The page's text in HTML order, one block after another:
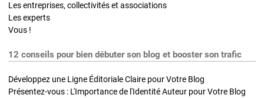
Les entreprises, collectivités et associations
Les experts
Vous !
12 conseils pour bien débuter son blog et booster son trafic
Développez une Ligne Éditoriale Claire pour Votre Blog
Présentez-vous : L'Importance de l'Identité Auteur pour Votre Blog